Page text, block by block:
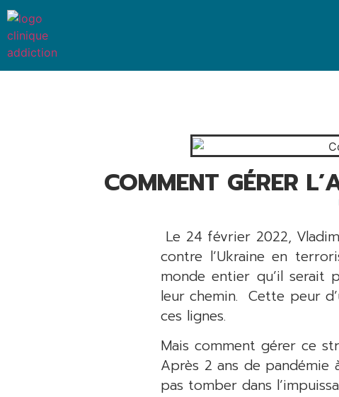
COMMENT GÉRER
Le 24 février 2022,
contre l’Ukraine en
monde entier qu’il serait
leur chemin. Cette peur
ces lignes.
Mais comment gérer ce
Après 2 ans de
pas tomber dans